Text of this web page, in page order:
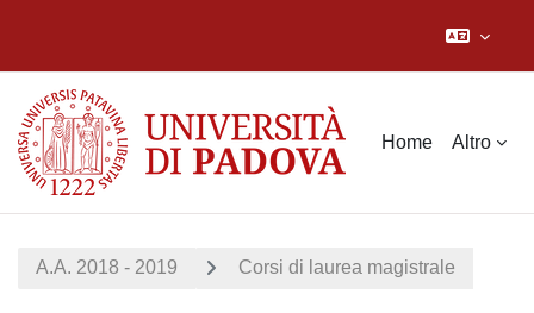
Home Altro
A.A. 2018 - 2019 Corsi di laurea magistrale